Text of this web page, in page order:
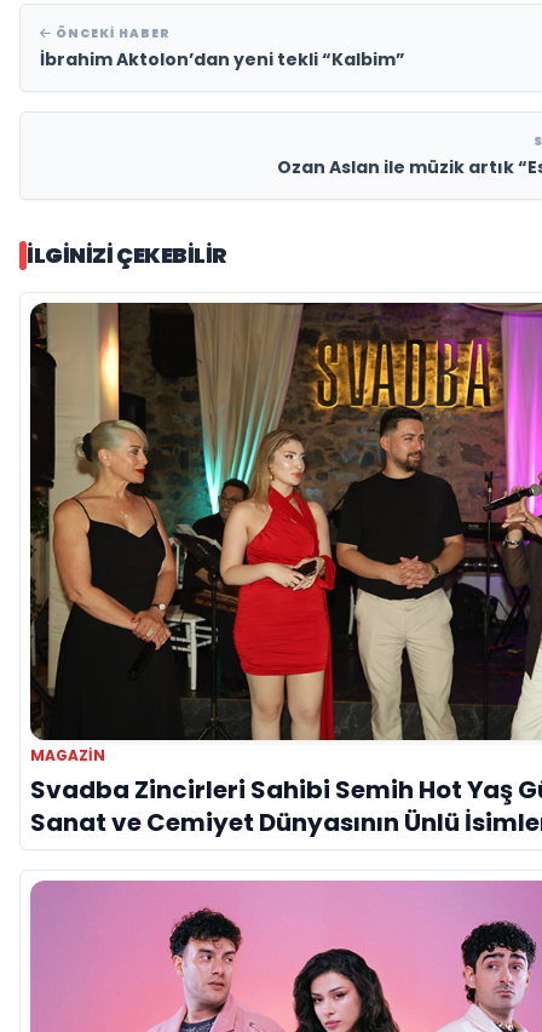
ÖNCEKI HABER
İbrahim Aktolon’dan yeni tekli “Kalbim”
Ozan Aslan ile müzik artık
İLGINIZI ÇEKEBILIR
MAGAZİN
Svadba Zincirleri Sahibi Semih Hot Yaş
Sanat ve Cemiyet Dünyasının Ünlü
Kutladı!